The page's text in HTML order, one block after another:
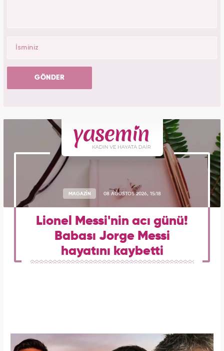
GÖNDER
MAGAZİN 08 AĞUSTOS 2026, 15:18
Lionel Messi'nin acı günü!
Babası Jorge Messi
hayatını kaybetti